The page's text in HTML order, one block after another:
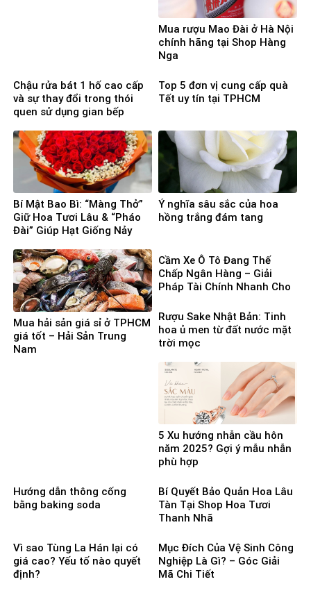
Mua rượu Mao Đài ở Hà Nội
chính hãng tại Shop Hàng
Nga
Chậu rửa bát 1 hố cao cấp
và sự thay đổi trong thói
quen sử dụng gian bếp
Top 5 đơn vị cung cấp quà
Tết uy tín tại TPHCM
Bí Mật Bao Bì: “Màng Thở”
Giữ Hoa Tươi Lâu & “Pháo
Đài” Giúp Hạt Giống Nảy
Ý nghĩa sâu sắc của hoa
hồng trắng đám tang
Mua hải sản giá sỉ ở TPHCM
giá tốt – Hải Sản Trung
Nam
Cầm Xe Ô Tô Đang Thế
Chấp Ngân Hàng – Giải
Pháp Tài Chính Nhanh Cho
Rượu Sake Nhật Bản: Tinh
hoa ủ men từ đất nước mặt
trời mọc
5 Xu hướng nhẫn cầu hôn
năm 2025? Gợi ý mẫu nhẫn
phù hợp
Hướng dẫn thông cống
bằng baking soda
Bí Quyết Bảo Quản Hoa Lâu
Tàn Tại Shop Hoa Tươi
Thanh Nhã
Vì sao Tùng La Hán lại có
giá cao? Yếu tố nào quyết
định?
Mục Đích Của Vệ Sinh Công
Nghiệp Là Gì? – Góc Giải
Mã Chi Tiết